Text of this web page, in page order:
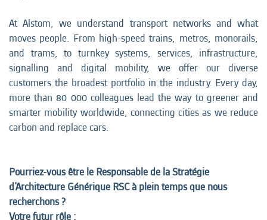
At Alstom, we understand transport networks and what
moves people. From high-speed trains, metros, monorails,
and trams, to turnkey systems, services, infrastructure,
signalling and digital mobility, we offer our diverse
customers the broadest portfolio in the industry. Every day,
more than 80 000 colleagues lead the way to greener and
smarter mobility worldwide, connecting cities as we reduce
carbon and replace cars.
Pourriez-vous être le Responsable de la Stratégie
d'Architecture Générique RSC à plein temps que nous
recherchons ?
Votre futur rôle :